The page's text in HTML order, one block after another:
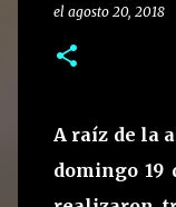
el agosto 20, 2018
A raíz de la
domingo 19